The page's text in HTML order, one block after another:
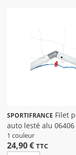
SPORTIFRANCE
auto lesté alu 06406
1 couleur
24,90 € TTC